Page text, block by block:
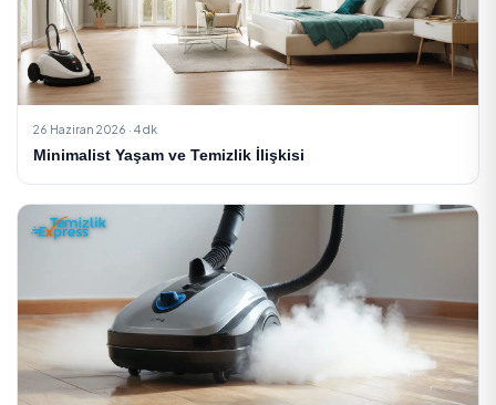
Sonraki Yazı
Taşınma Temizliği: Yeni Eve Girmeden Önce ve
Adım Adım...
İlgili Yazılar